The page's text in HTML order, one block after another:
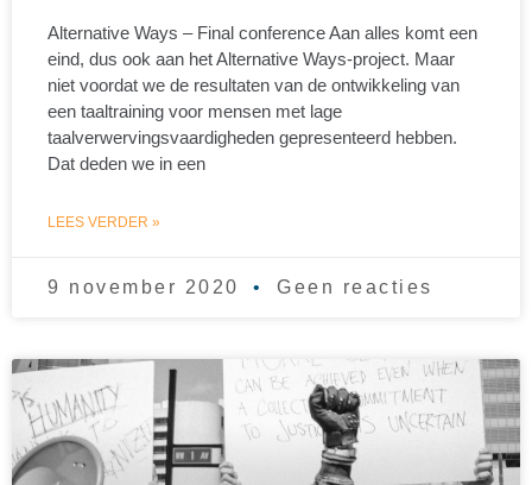
Alternative Ways – Final conference Aan alles komt een
eind, dus ook aan het Alternative Ways-project. Maar
niet voordat we de resultaten van de ontwikkeling van
een taaltraining voor mensen met lage
taalverwervingsvaardigheden gepresenteerd hebben.
Dat deden we in een
LEES VERDER »
9 november 2020 Geen reacties